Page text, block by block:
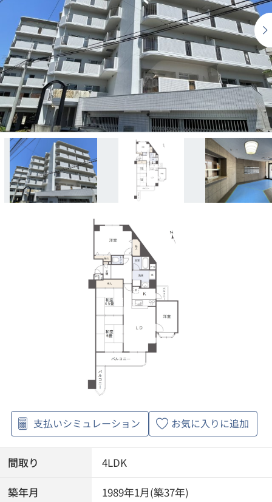
支払いシミュレーション お気に入りに追加
間取り 4LDK
築年月 1989年1月(築37年)